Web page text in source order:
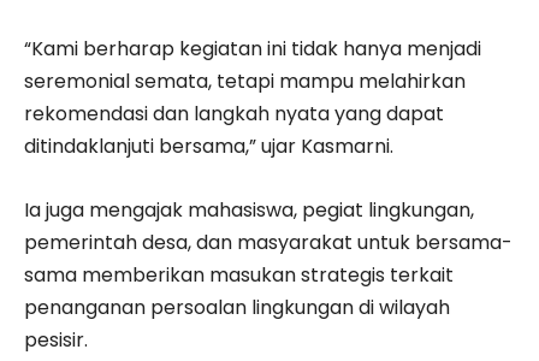
“Kami berharap kegiatan ini tidak hanya menjadi
seremonial semata, tetapi mampu melahirkan
rekomendasi dan langkah nyata yang dapat
ditindaklanjuti bersama,” ujar Kasmarni.
Ia juga mengajak mahasiswa, pegiat lingkungan,
pemerintah desa, dan masyarakat untuk bersama-
sama memberikan masukan strategis terkait
penanganan persoalan lingkungan di wilayah
pesisir.